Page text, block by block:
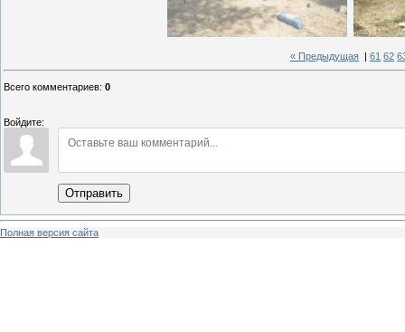
« Предыдущая 61 62
Всего комментариев: 0
Войдите:
Отправить
Полная версия сайта